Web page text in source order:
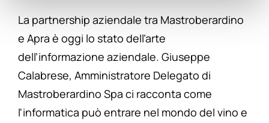
La partnership aziendale tra Mastroberardino
e Apra è oggi lo stato dell’arte
dell’informazione aziendale. Giuseppe
Calabrese, Amministratore Delegato di
Mastroberardino Spa ci racconta come
l'informatica può entrare nel mondo del vino e